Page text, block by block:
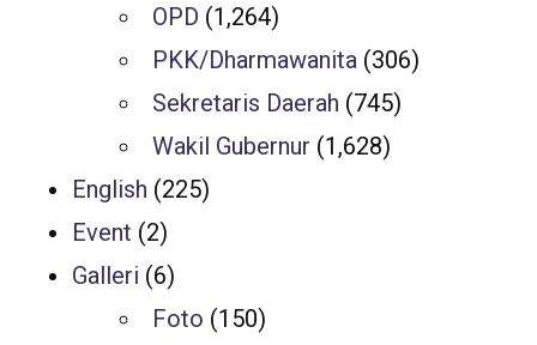
OPD (1,264)
PKK/Dharmawanita (306)
Sekretaris Daerah (745)
Wakil Gubernur (1,628)
English (225)
Event (2)
Galleri (6)
Foto (150)